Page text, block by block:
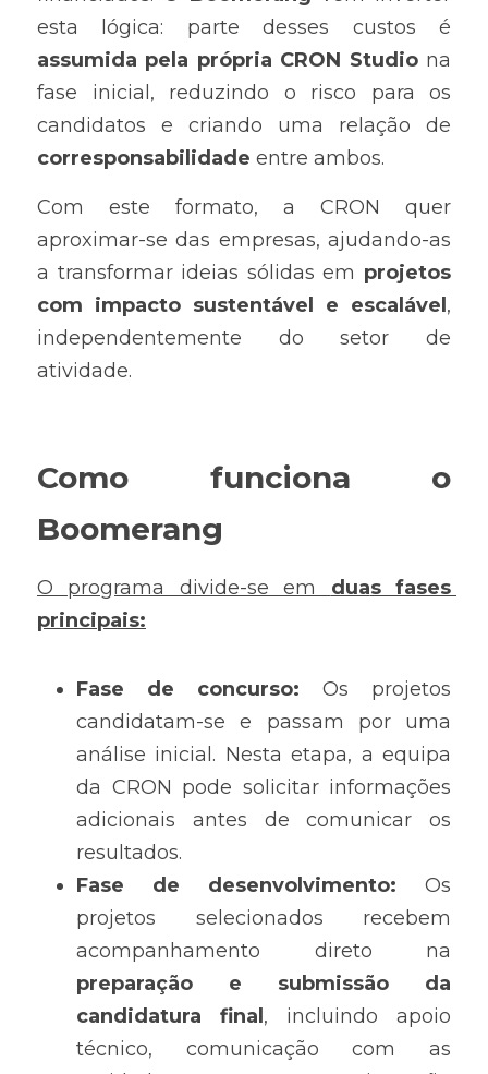
assumida pela própria CRON Studio na
fase inicial, reduzindo o risco para os
corresponsabilidade entre ambos.
Com este formato, a CRON quer
aproximar-se das empresas, ajudando-as
a transformar ideias sólidas em projetos
com impacto sustentável e escalável ,
independentemente do setor de
atividade.
Como funciona o
Boomerang
O programa divide-se em duas fases
principais:
Fase de concurso: Os projetos
candidatam-se e passam por uma
análise inicial. Nesta etapa, a equipa
da CRON pode solicitar informações
adicionais antes de comunicar os
resultados.
Fase de desenvolvimento: Os
projetos selecionados recebem
preparação e submissão da
candidatura final , incluindo apoio
técnico, comunicação com as